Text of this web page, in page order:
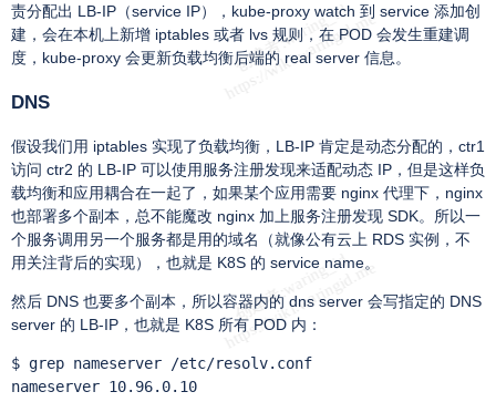
责分配出 LB-IP（service IP），kube-proxy watch 到 service 添加创
建，会在本机上新增 iptables 或者 lvs 规则，在 POD 会发生重建调
度，kube-proxy 会更新负载均衡后端的 real server 信息。
DNS
假设我们用 iptables 实现了负载均衡，LB-IP 肯定是动态分配的，ctr1
访问 ctr2 的 LB-IP 可以使用服务注册发现来适配动态 IP，但是这样负
载均衡和应用耦合在一起了，如果某个应用需要 nginx 代理下，nginx
也部署多个副本，总不能魔改 nginx 加上服务注册发现 SDK。所以一
个服务调用另一个服务都是用的域名（就像公有云上 RDS 实例，不
用关注背后的实现），也就是 K8S 的 service name。
然后 DNS 也要多个副本，所以容器内的 dns server 会写指定的 DNS
server 的 LB-IP，也就是 K8S 所有 POD 内：
$ grep nameserver /etc/resolv.conf
nameserver 10.96.0.10